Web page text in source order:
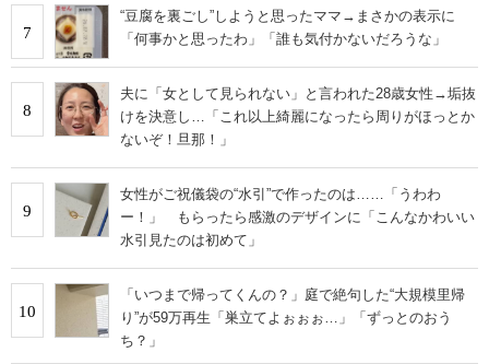
7
“豆腐を裏ごし”しようと思ったママ→まさかの表示に
「何事かと思ったわ」「誰も気付かないだろうな」
8
夫に「女として見られない」と言われた28歳女性→垢抜
けを決意し…「これ以上綺麗になったら周りがほっとか
ないぞ！旦那！」
9
女性がご祝儀袋の“水引”で作ったのは……「うわわ
ー！」 もらったら感激のデザインに「こんなかわいい
水引見たのは初めて」
10
「いつまで帰ってくんの？」庭で絶句した“大規模里帰
り”が59万再生「巣立てよぉぉぉ…」「ずっとのおう
ち？」